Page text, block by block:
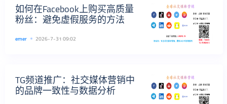
如何在Facebook上购买高质量
粉丝：避免虚假服务的方法
emer 2026-7-31 09:02
TG频道推广：社交媒体营销中
的品牌一致性与数据分析